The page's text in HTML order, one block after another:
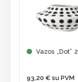
Vazos „Dot” 2
93,20 € su PVM